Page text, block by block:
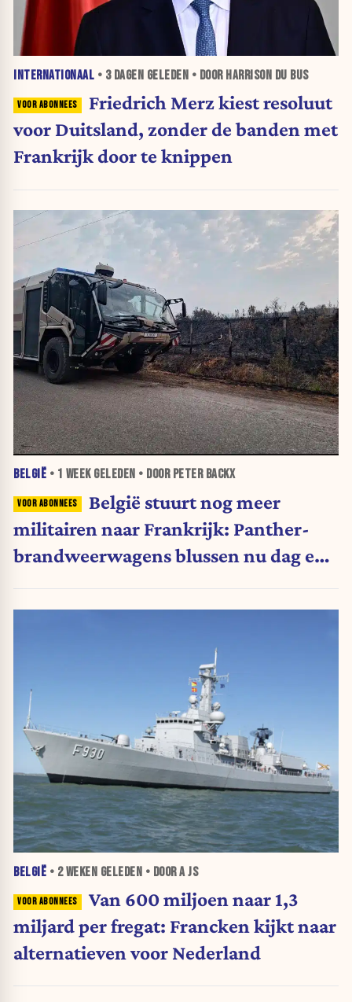
INTERNATIONAAL • 3 DAGEN GELEDEN • DOOR HARRISON DU BUS
Friedrich Merz kiest resoluut
voor Duitsland, zonder de banden met
Frankrijk door te knippen
BELGIË • 1 WEEKGELEDEN • DOOR PETER BACKX
België stuurt nog meer
militairen naar Frankrijk: Panther-
brandweerwagens blussen nu dag en
BELGIË • 2 WEKEN GELEDEN • DOOR A JS
Van 600 miljoen naar 1,3
miljard per fregat: Francken kijkt naar
alternatieven voor Nederland